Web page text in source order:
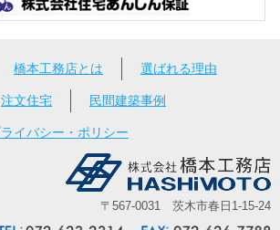
橋本工務店とは 選ばれる理由
注文住宅 民間建築事例
イバシー・ポリシー
〒567-0031 茨木市春日1-15-24